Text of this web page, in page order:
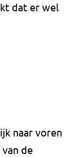
dat er wel
naar voren
de